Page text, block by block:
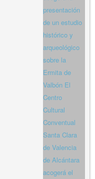
presentación
de un estudio
histórico y
arqueológico
sobre la
Ermita de
Valbón El
Centro
Cultural
Conventual
Santa Clara
de Valencia
de Alcántara
acogerá el